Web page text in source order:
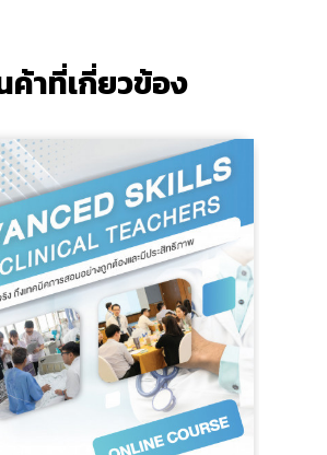
ค้าที่เกี่ยวข้อง